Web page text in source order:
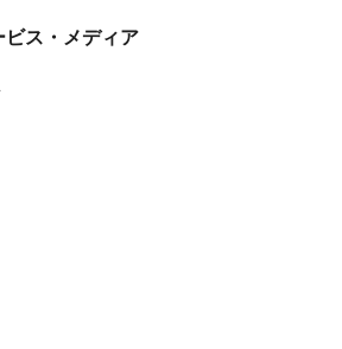
ス・メディア